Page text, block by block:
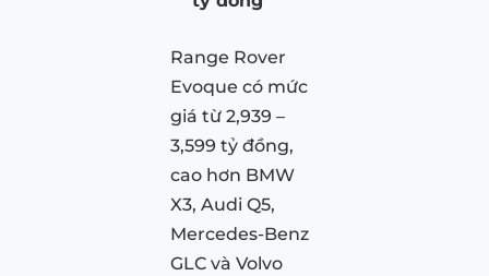
Range Rover
Evoque có mức
giá từ 2,939 –
3,599 tỷ đồng,
cao hơn BMW
X3, Audi Q5,
Mercedes-Benz
GLC và Volvo